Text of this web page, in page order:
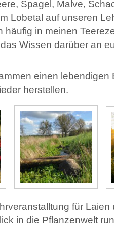
Spagel, Malve,
Lobetal auf unseren
häufig in meinen
Wissen darüber an
einen lebendigen
herstellen.
hrveranstalltung für
in die Pflanzenwelt